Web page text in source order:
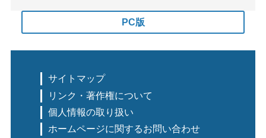
PC版
サイトマップ
リンク・著作権について
個人情報の取り扱い
ホームページに関するお問い合わせ